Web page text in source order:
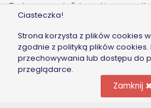
Ciasteczka!
Strona korzysta z plików cookies
zgodnie z polityką plików
przechowywania lub dostępu do
przeglądarce.
Zamknij
Політика щодо файлів cookie
Політика конфіденційності
СПІВРОБІТНИЦТВО
Для Роботодавця